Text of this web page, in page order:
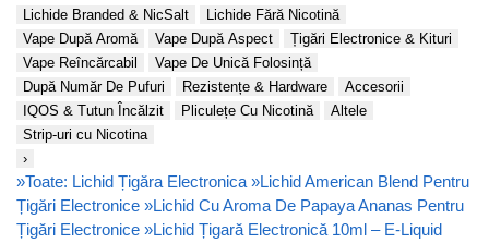
Lichide Branded & NicSalt
Lichide Fără Nicotină
Vape După Aromă
Vape După Aspect
Țigări Electronice & Kituri
Vape Reîncărcabil
Vape De Unică Folosință
După Număr De Pufuri
Rezistențe & Hardware
Accesorii
IQOS & Tutun Încălzit
Pliculețe Cu Nicotină
Altele
Strip-uri cu Nicotina
›
»Toate: Lichid Țigăra Electronica »Lichid American Blend Pentru
Țigări Electronice »Lichid Cu Aroma De Papaya Ananas Pentru
Țigări Electronice »Lichid Țigară Electronică 10ml – E-Liquid